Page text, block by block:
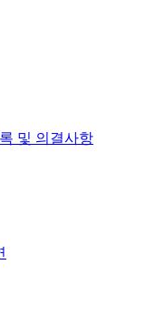
및 의결사항